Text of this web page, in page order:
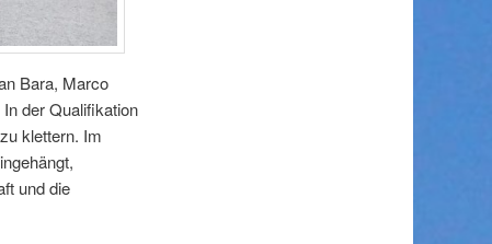
Bara, Marco
der Qualifikation
klettern. Im
und die